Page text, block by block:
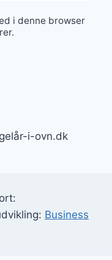
i denne browser
i-ovn.dk
Business